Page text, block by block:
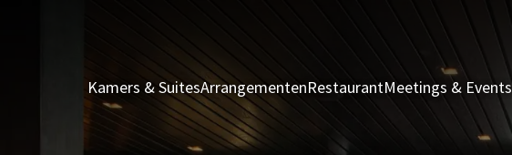
Kamers & SuitesArrangementenRestaurantMeetings & Events